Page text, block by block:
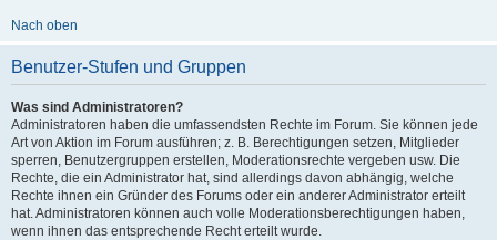
Nach oben
Benutzer-Stufen und Gruppen
Was sind Administratoren?
Administratoren haben die umfassendsten Rechte im Forum. Sie können jede
Art von Aktion im Forum ausführen; z. B. Berechtigungen setzen, Mitglieder
sperren, Benutzergruppen erstellen, Moderationsrechte vergeben usw. Die
Rechte, die ein Administrator hat, sind allerdings davon abhängig, welche
Rechte ihnen ein Gründer des Forums oder ein anderer Administrator erteilt
hat. Administratoren können auch volle Moderationsberechtigungen haben,
wenn ihnen das entsprechende Recht erteilt wurde.